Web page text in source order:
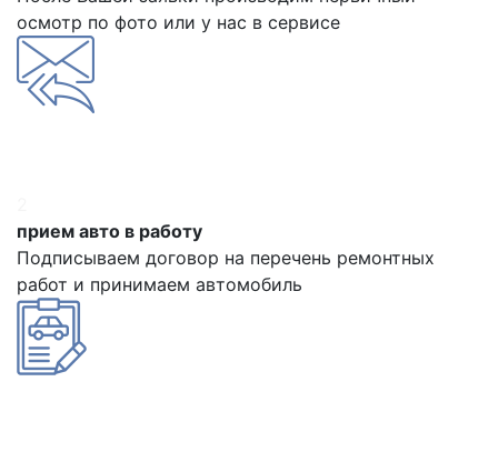
осмотр по фото или у нас в сервисе
прием авто в работу
Подписываем договор на перечень ремонтных
работ и принимаем автомобиль